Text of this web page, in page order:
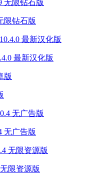
限钻石版
最新汉化版
无广告版
限资源版